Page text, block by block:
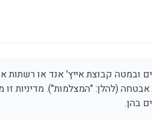
אבטחה (להלן: "המצלמות").
בהן.